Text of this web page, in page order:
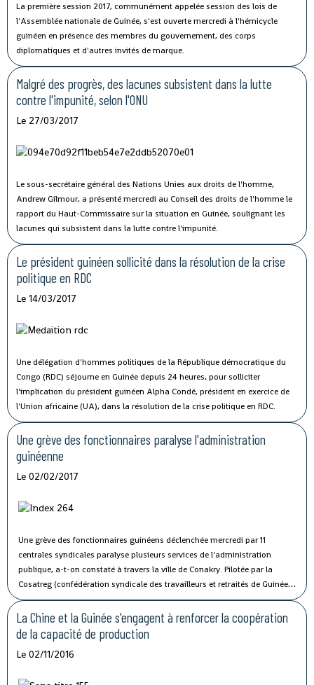
La première session 2017, communément appelée session des lois de
l'Assemblée nationale de Guinée, s'est ouverte mercredi à l'hémicycle
guinéen en présence des membres du gouvernement, des corps
diplomatiques et d'autres invités de marque.
Malgré des progrès, des lacunes subsistent dans la lutte
contre l'impunité, selon l'ONU
Le 27/03/2017
Le sous-secrétaire général des Nations Unies aux droits de l'homme,
Andrew Gilmour, a présenté mercredi au Conseil des droits de l'homme le
rapport du Haut-Commissaire sur la situation en Guinée, soulignant les
lacunes qui subsistent dans la lutte contre l'impunité.
Le président guinéen sollicité dans la résolution de la crise
politique en RDC
Le 14/03/2017
Une délégation d'hommes politiques de la République démocratique du
Congo (RDC) séjourne en Guinée depuis 24 heures, pour solliciter
l'implication du président guinéen Alpha Condé, président en exercice de
l'Union africaine (UA), dans la résolution de la crise politique en RDC.
Une grève des fonctionnaires paralyse l'administration
guinéenne
Le 02/02/2017
Une grève des fonctionnaires guinéens déclenchée mercredi par 11
centrales syndicales paralyse plusieurs services de l'administration
publique, a-t-on constaté à travers la ville de Conakry. Pilotée par la
Cosatreg (confédération syndicale des travailleurs et retraités de Guinée)
et 10 centrales syndicales, la grève générale d'avertissement de 7 jours
vise à protester contre les mauvaises conditions de vie et de travail des
fonctionnaires du secteur public.
La Chine et la Guinée s'engagent à renforcer la coopération
de la capacité de production
Le 02/11/2016